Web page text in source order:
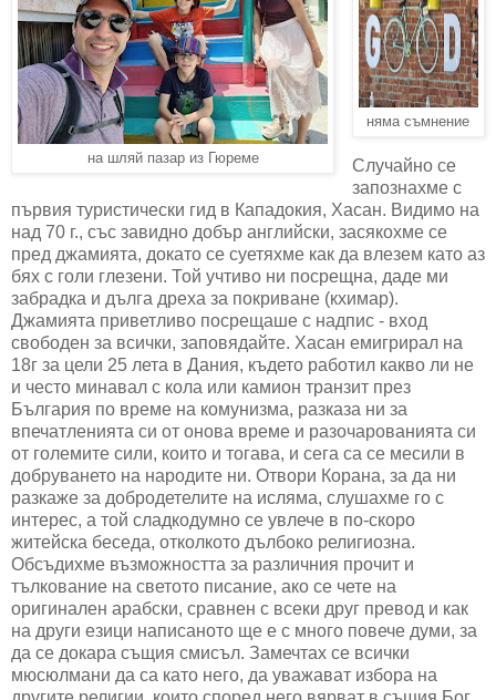
на шляй пазар из Гюреме
няма съмнение
Случайно се
запознахме с
първия туристически гид в Кападокия, Хасан. Видимо на
над 70 г., със завидно добър английски, засякохме се
пред джамията, докато се суетяхме как да влезем като аз
бях с голи глезени. Той учтиво ни посрещна, даде ми
забрадка и дълга дреха за покриване (кхимар).
Джамията приветливо посрещаше с надпис - вход
свободен за всички, заповядайте. Хасан емигрирал на
18г за цели 25 лета в Дания, където работил какво ли не
и често минавал с кола или камион транзит през
България по време на комунизма, разказа ни за
впечатленията си от онова време и разочарованията си
от големите сили, които и тогава, и сега са се месили в
добруването на народите ни. Отвори Корана, за да ни
разкаже за добродетелите на исляма, слушахме го с
интерес, а той сладкодумно се увлече в по-скоро
житейска беседа, отколкото дълбоко религиозна.
Обсъдихме възможността за различния прочит и
тълкование на светото писание, ако се чете на
оригинален арабски, сравнен с всеки друг превод и как
на други езици написаното ще е с много повече думи, за
да се докара същия смисъл. Замечтах се всички
мюсюлмани да са като него, да уважават избора на